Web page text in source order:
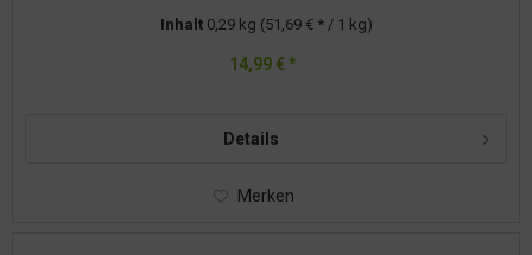
Inhalt 0,29 kg (51,69 € * / 1 kg)
14,99 € *
Details
Merken